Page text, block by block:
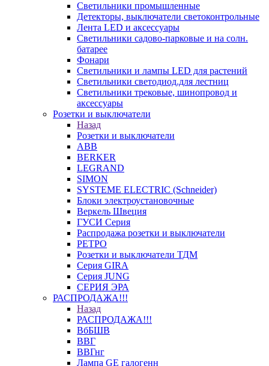
Светильники промышленные
Детекторы, выключатели светоконтрольные
Лента LED и аксессуары
Светильники садово-парковые и на солн.
батарее
Фонари
Светильники и лампы LED для растений
Светильники светодиод.для лестниц
Светильники трековые, шинопровод и
аксессуары
Розетки и выключатели
Назад
Розетки и выключатели
ABB
BERKER
LEGRAND
SIMON
SYSTEME ELECTRIC (Schneider)
Блоки электроустановочные
Веркель Швеция
ГУСИ Серия
Распродажа розетки и выключатели
РЕТРО
Розетки и выключатели ТДМ
Серия GIRA
Серия JUNG
СЕРИЯ ЭРА
РАСПРОДАЖА!!!
Назад
РАСПРОДАЖА!!!
ВбБШВ
ВВГ
ВВГнг
Лампа GE галогенн